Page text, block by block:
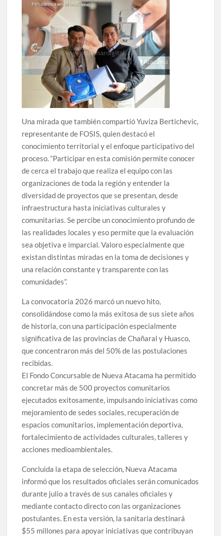
Una mirada que también compartió Yuviza Bertichevic,
representante de FOSIS, quien destacó el
conocimiento territorial y el enfoque participativo del
proceso. “Participar en esta comisión permite conocer
de cerca el trabajo que realiza el equipo con las
organizaciones de toda la región y entender la
diversidad de proyectos que se presentan, desde
infraestructura hasta iniciativas culturales y
comunitarias. Se percibe un conocimiento profundo de
las realidades locales y eso permite que la evaluación
sea objetiva e imparcial. Valoro especialmente que
existan distintas miradas en la toma de decisiones y
una relación constante y transparente con las
comunidades”.
La convocatoria 2026 marcó un nuevo hito,
consolidándose como la más exitosa de sus siete años
de historia, con una participación especialmente
significativa de las provincias de Chañaral y Huasco,
que concentraron más del 50% de las postulaciones
recibidas.
El Fondo Concursable de Nueva Atacama ha permitido
concretar más de 500 proyectos comunitarios
ejecutados exitosamente, impulsando iniciativas como
mejoramiento de sedes sociales, recuperación de
espacios comunitarios, implementación deportiva,
fortalecimiento de actividades culturales, talleres y
acciones medioambientales.
Concluida la etapa de selección, Nueva Atacama
informó que los resultados oficiales serán comunicados
durante julio a través de sus canales oficiales y
mediante contacto directo con las organizaciones
postulantes. En esta versión, la sanitaria destinará
$55 millones para apoyar iniciativas que contribuyan